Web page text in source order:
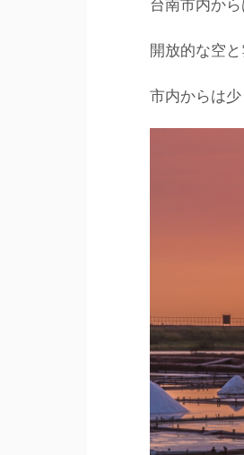
台南市内か
開放的な空
市内からは